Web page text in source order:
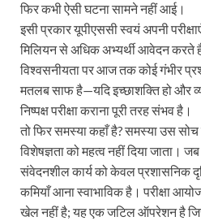
फिर कभी ऐसी घटना सामने नहीं आई।
इसी प्रकार यूपीएससी स्वयं अपनी
मिलियन से अधिक अभ्यर्थी आवेदन करते
विश्वसनीयता पर आज तक कोई गंभीर
मतलब साफ है—यदि इच्छाशक्ति हो और
निष्पक्ष परीक्षा कराना पूरी तरह संभव है।
तो फिर समस्या कहाँ है? समस्या उस
विशेषज्ञता को महत्व नहीं दिया जाता।
संवेदनशील कार्य को केवल प्रशासनिक
कमियाँ आना स्वाभाविक है। परीक्षा
खेल नहीं है; यह एक जटिल ऑपरेशन है